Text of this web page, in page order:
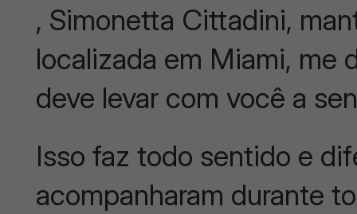
, Simonetta Cittadini,
localizada em Miami, me
deve levar com você a
Isso faz todo sentido e
acompanharam durante